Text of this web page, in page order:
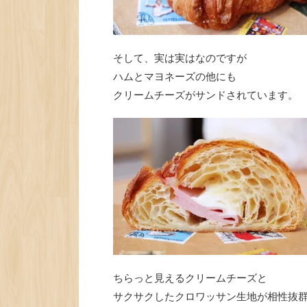
そして、実は実はなのですが
ハムとマヨネーズの他にも
クリームチーズがサンドされています。
ちらっと見えるクリームチーズと
サクサクしたクロワッサン生地が相性抜